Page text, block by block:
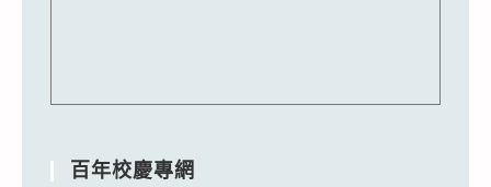
百年校慶專網